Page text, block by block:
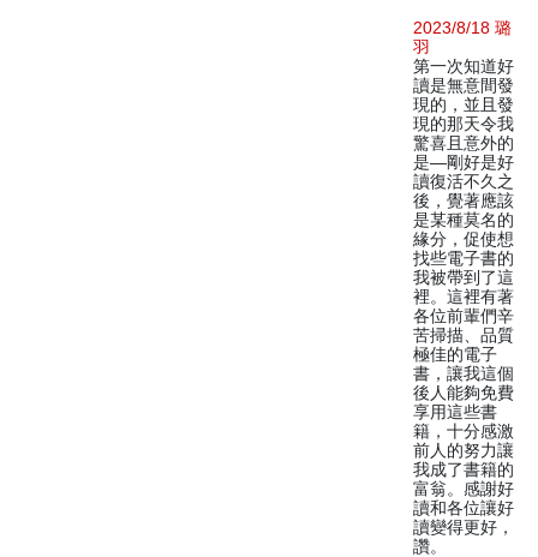
2023/8/18 璐
羽
第一次知道好
讀是無意間發
現的，並且發
現的那天令我
驚喜且意外的
是—剛好是好
讀復活不久之
後，覺著應該
是某種莫名的
緣分，促使想
找些電子書的
我被帶到了這
裡。這裡有著
各位前輩們辛
苦掃描、品質
極佳的電子
書，讓我這個
後人能夠免費
享用這些書
籍，十分感激
前人的努力讓
我成了書籍的
富翁。感謝好
讀和各位讓好
讀變得更好，
讚。